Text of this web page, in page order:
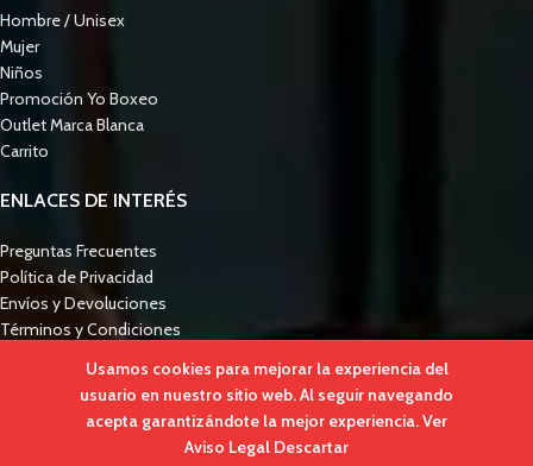
Hombre / Unisex
Mujer
Niños
Promoción Yo Boxeo
Outlet Marca Blanca
Carrito
ENLACES DE INTERÉS
Preguntas Frecuentes
Política de Privacidad
Envíos y Devoluciones
Términos y Condiciones
Guía de Tallas
YO BOXEO
Usamos cookies para mejorar la experiencia del
usuario en nuestro sitio web. Al seguir navegando
acepta garantizándote la mejor experiencia.Ver
Aviso Legal Descartar